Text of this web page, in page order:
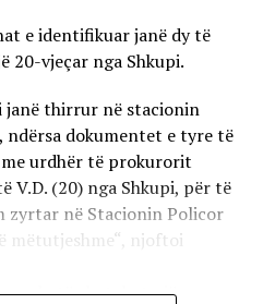
e identifikuar janë dy të
20-vjeçar nga Shkupi.
janë thirrur në stacionin
dokumentet e tyre të
urdhër të prokurorit
V.D. (20) nga Shkupi, për të
zyrtar në Stacionin Policor
mëtutjeshme“, njoftoi
do të zbatohet një